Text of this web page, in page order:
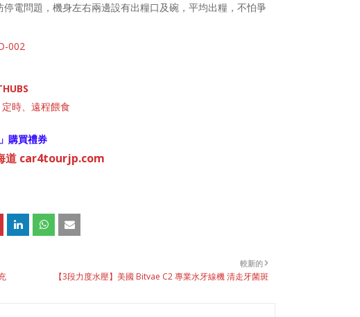
電問題，機身左右兩邊設有出糧口及碗，平均出糧，不怕爭
002
時、遠程餵食
購買禮券
道 car4tourjp.com
較新的
【3段力度水壓】美國 Bitvae C2 專業水牙線機 清走牙菌斑